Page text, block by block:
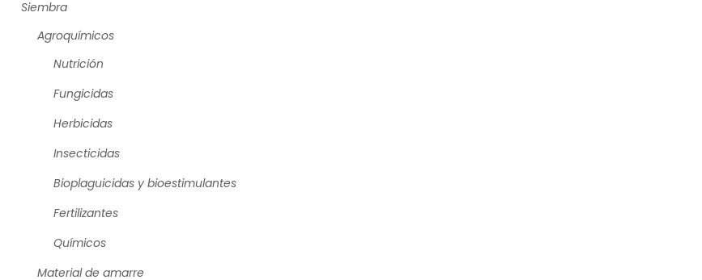
Siembra
Agroquímicos
Nutrición
Fungicidas
Herbicidas
Insecticidas
Bioplaguicidas y bioestimulantes
Fertilizantes
Químicos
Material de amarre